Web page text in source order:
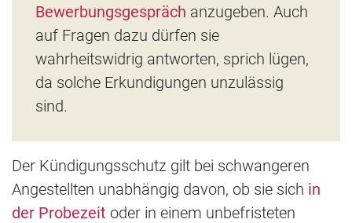
Bewerbungsgespräch anzugeben. Auch
auf Fragen dazu dürfen sie
wahrheitswidrig antworten, sprich lügen,
da solche Erkundigungen unzulässig
sind.
Der Kündigungsschutz gilt bei schwangeren
Angestellten unabhängig davon, ob sie sich in
der Probezeit oder in einem unbefristeten